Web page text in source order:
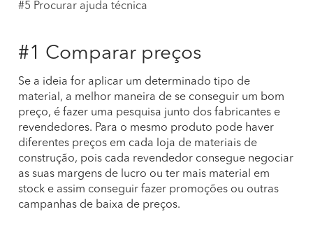
#5 Procurar ajuda técnica
#1 Comparar preços
Se a ideia for aplicar um determinado tipo de
material, a melhor maneira de se conseguir um bom
preço, é fazer uma pesquisa junto dos fabricantes e
revendedores. Para o mesmo produto pode haver
diferentes preços em cada loja de materiais de
construção, pois cada revendedor consegue negociar
as suas margens de lucro ou ter mais material em
stock e assim conseguir fazer promoções ou outras
campanhas de baixa de preços.